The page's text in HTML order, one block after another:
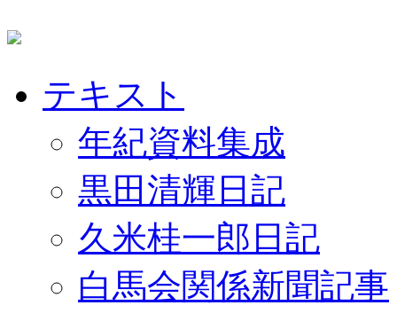
テキスト
年紀資料集成
黒田清輝日記
久米桂一郎日記
白馬会関係新聞記事